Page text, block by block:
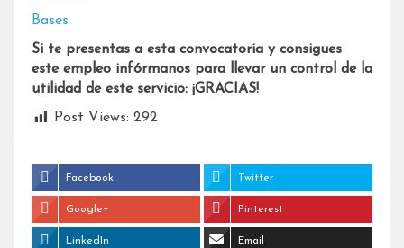
Bases
Si te presentas a esta convocatoria y consigues
este empleo infórmanos para llevar un control de la
utilidad de este servicio: ¡GRACIAS!
Post Views: 292
Facebook Twitter
Google+ Pinterest
LinkedIn Email